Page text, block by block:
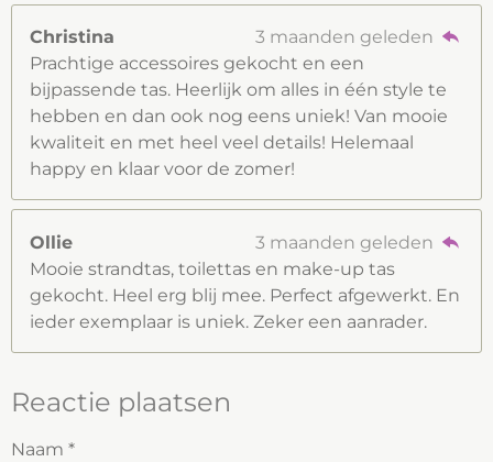
Christina
3 maanden geleden
Prachtige accessoires gekocht en een
bijpassende tas. Heerlijk om alles in één style te
hebben en dan ook nog eens uniek! Van mooie
kwaliteit en met heel veel details! Helemaal
happy en klaar voor de zomer!
Ollie
3 maanden geleden
Mooie strandtas, toilettas en make-up tas
gekocht. Heel erg blij mee. Perfect afgewerkt. En
ieder exemplaar is uniek. Zeker een aanrader.
Reactie plaatsen
Naam *